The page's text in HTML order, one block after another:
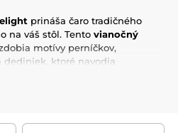
prináša čaro tradičného
na váš stôl. Tento vianočný
motívy perníčkov,
dediniek, ktoré navodia
taniere
pri čaji. Vyrobené z